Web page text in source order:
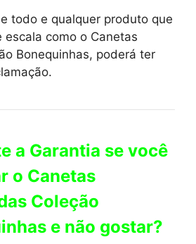
todo e qualquer produto que
como o Canetas
Bonequinhas, poderá ter
a Garantia se você
o Canetas
Coleção
e não gostar?